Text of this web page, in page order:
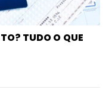
TUDO O QUE